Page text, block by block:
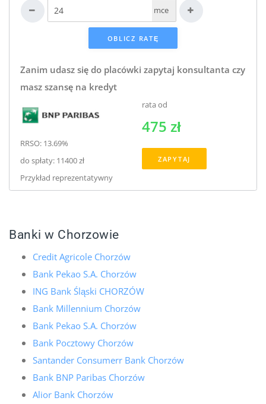
mce
Zanim udasz się do placówki zapytaj konsultanta czy
masz szansę na kredyt
RRSO: 13.69%
do spłaty: 11400 zł
Przykład reprezentatywny
rata od
475 zł
ZAPYTAJ
Banki w Chorzowie
Credit Agricole Chorzów
Bank Pekao S.A. Chorzów
ING Bank Śląski CHORZÓW
Bank Millennium Chorzów
Bank Pekao S.A. Chorzów
Bank Pocztowy Chorzów
Santander Consumerr Bank Chorzów
Bank BNP Paribas Chorzów
Alior Bank Chorzów